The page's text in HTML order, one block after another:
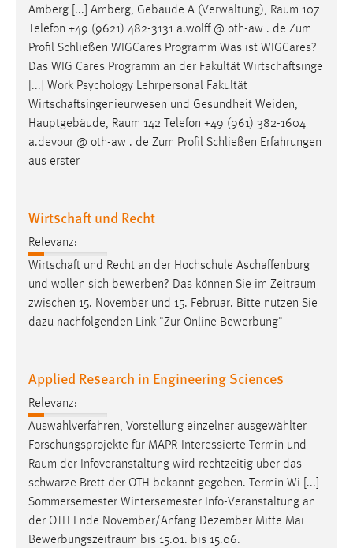
Amberg [...] Amberg, Gebäude A (Verwaltung), Raum 107
Telefon +49 (9621) 482-3131 a.wolff @ oth-aw . de Zum
Profil Schließen WIGCares Programm Was ist WIGCares?
Das WIG Cares Programm an der Fakultät Wirtschaftsinge
[...] Work Psychology Lehrpersonal Fakultät
Wirtschaftsingenieurwesen und Gesundheit Weiden,
Hauptgebäude, Raum 142 Telefon +49 (961) 382-1604
a.devour @ oth-aw . de Zum Profil Schließen Erfahrungen
aus erster
Wirtschaft und Recht
Relevanz:
Wirtschaft und Recht an der Hochschule Aschaffenburg
und wollen sich bewerben? Das können Sie im Zeitraum
zwischen 15. November und 15. Februar. Bitte nutzen Sie
dazu nachfolgenden Link "Zur Online Bewerbung"
Applied Research in Engineering Sciences
Relevanz:
Auswahlverfahren, Vorstellung einzelner ausgewählter
Forschungsprojekte für MAPR-Interessierte Termin und
Raum der Infoveranstaltung wird rechtzeitig über das
schwarze Brett der OTH bekannt gegeben. Termin Wi [...]
Sommersemester Wintersemester Info-Veranstaltung an
der OTH Ende November/Anfang Dezember Mitte Mai
Bewerbungszeitraum bis 15.01. bis 15.06.